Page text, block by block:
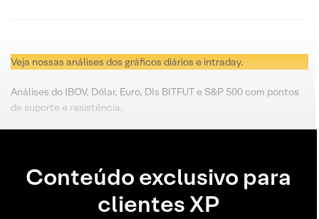
Veja nossas análises dos gráficos diários e intraday.
Análises do IBOV, Dólar, Euro, DIs BITFUT e S&P 500 com pontos
de suporte e resistência.
Conteúdo exclusivo para
clientes XP